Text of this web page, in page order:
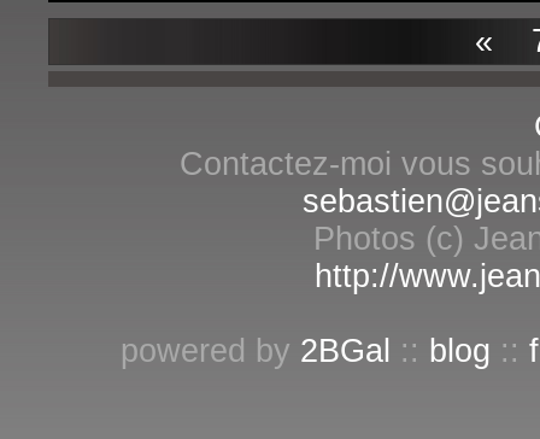
«
Contactez-moi vous
Photos (c)
http://
powered by 2BGal :: blog ::